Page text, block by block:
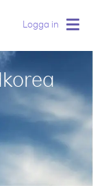
Logga in